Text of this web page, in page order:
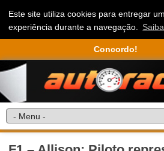
Este site utiliza cookies para entregar
experiência durante a navegação.
Concordo!